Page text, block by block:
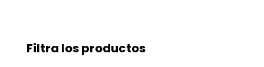
Filtra los productos